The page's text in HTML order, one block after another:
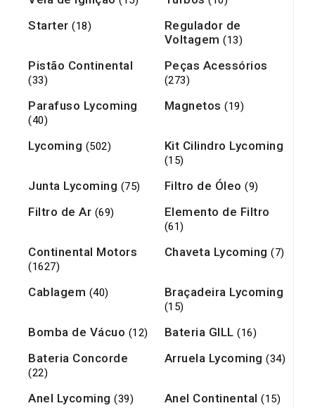
Starter (18)
Regulador de
Voltagem (13)
Pistão Continental
(33)
Peças Acessórios
(273)
Parafuso Lycoming
(40)
Magnetos (19)
Lycoming (502) Kit Cilindro Lycoming
(15)
Junta Lycoming (75) Filtro de Óleo (9)
Filtro de Ar (69) Elemento de Filtro
(61)
Continental Motors
(1627)
Chaveta Lycoming (7)
Cablagem (40) Braçadeira Lycoming
(15)
Bomba de Vácuo (12) Bateria GILL (16)
Bateria Concorde
(22)
Arruela Lycoming (34)
Anel Lycoming (39) Anel Continental (15)